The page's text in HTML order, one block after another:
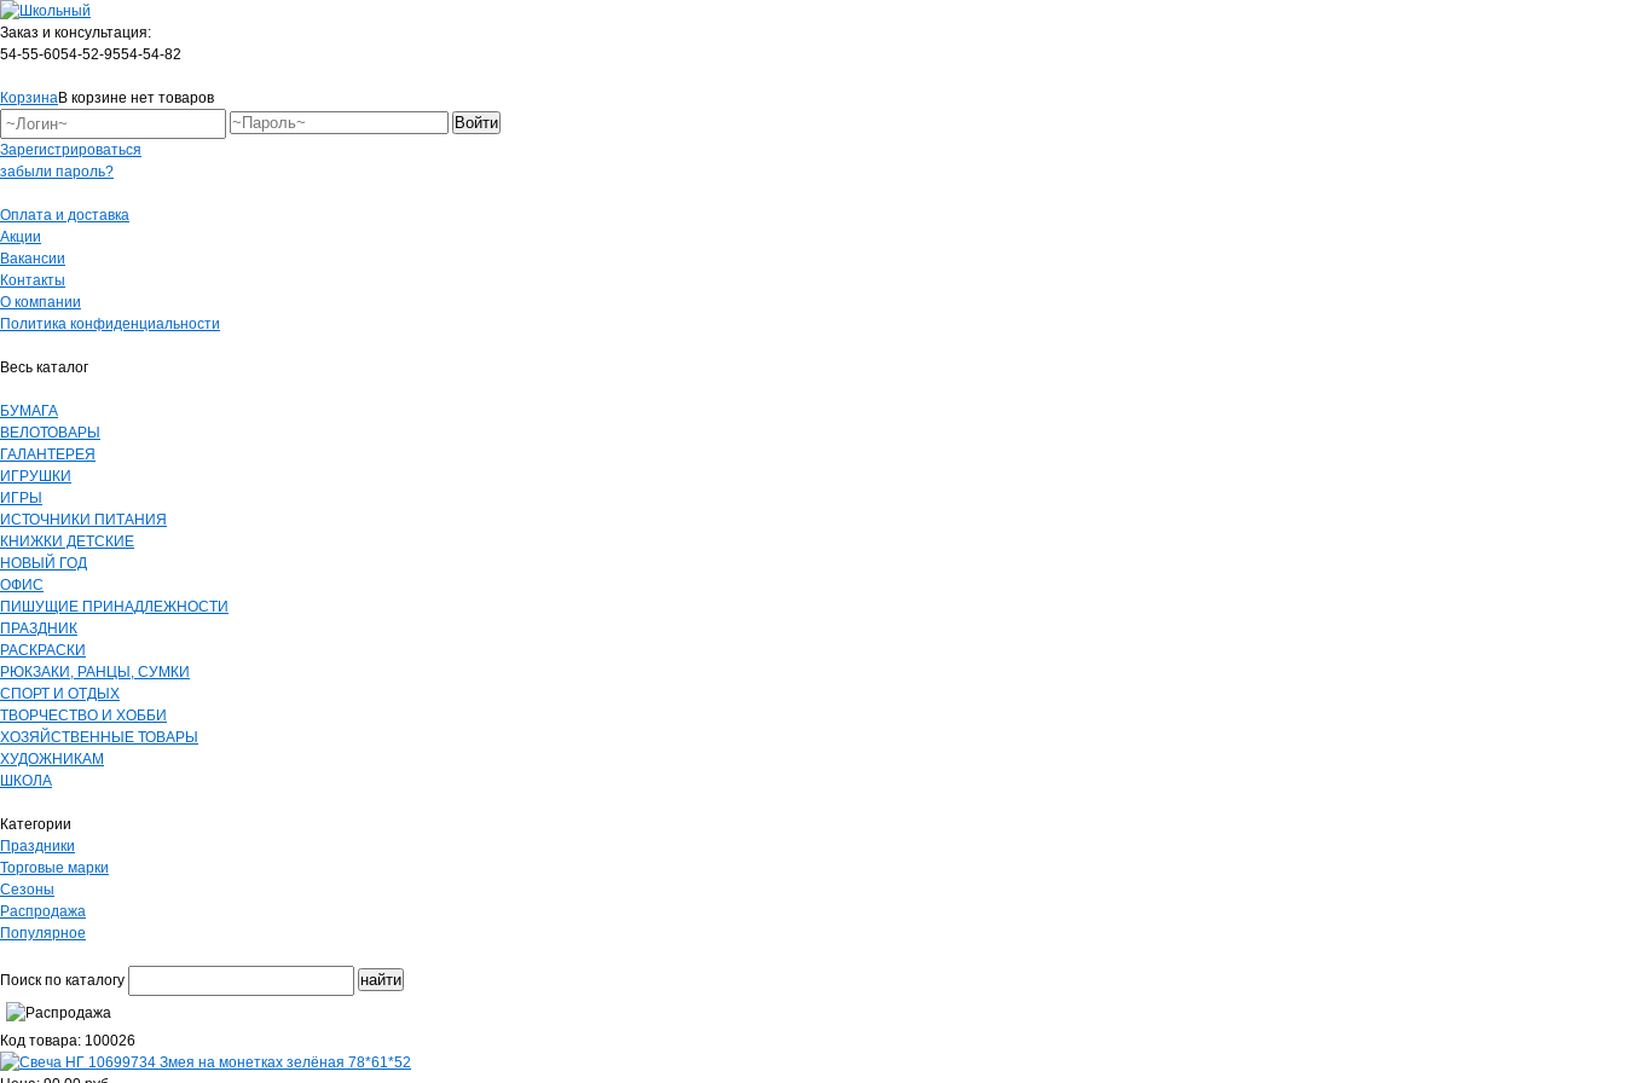
Заказ и консультация:
54-55-6054-52-9554-54-82
КорзинаВ корзине нет товаров
Зарегистрироваться
забыли пароль?
Оплата и доставка
Акции
Вакансии
Контакты
О компании
Политика конфиденциальности
Весь каталог
БУМАГА
ВЕЛОТОВАРЫ
ГАЛАНТЕРЕЯ
ИГРУШКИ
ИГРЫ
ИСТОЧНИКИ ПИТАНИЯ
КНИЖКИ ДЕТСКИЕ
НОВЫЙ ГОД
ОФИС
ПИШУЩИЕ ПРИНАДЛЕЖНОСТИ
ПРАЗДНИК
РАСКРАСКИ
РЮКЗАКИ, РАНЦЫ, СУМКИ
СПОРТ И ОТДЫХ
ТВОРЧЕСТВО И ХОББИ
ХОЗЯЙСТВЕННЫЕ ТОВАРЫ
ХУДОЖНИКАМ
ШКОЛА
Категории
Праздники
Торговые марки
Сезоны
Распродажа
Популярное
Поиск по каталогу
Код товара: 100026